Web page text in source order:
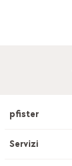
pfister
Azienda
Servizi